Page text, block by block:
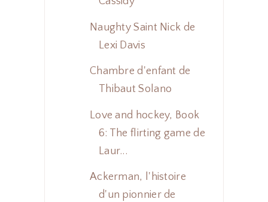
Naughty Saint Nick de
Lexi Davis
Chambre d'enfant de
Thibaut Solano
Love and hockey, Book
6: The flirting game de
Laur...
Ackerman, l'histoire
d'un pionnier de